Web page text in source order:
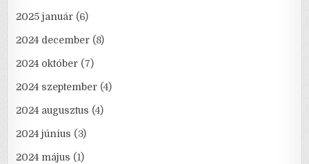
2025 január (6)
2024 december (8)
2024 október (7)
2024 szeptember (4)
2024 augusztus (4)
2024 június (3)
2024 május (1)